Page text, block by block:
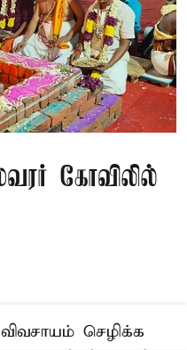
கோவிலில்
செழிக்க